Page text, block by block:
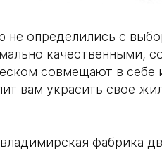
не определились с
качественными,
совмещают в
вам украсить свое
фабрика